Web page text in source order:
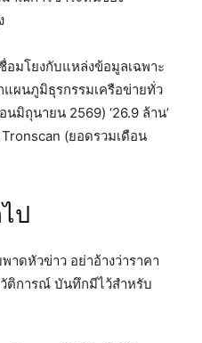
อมโยงกับแหล่งข้อมูลเฉพาะ
แผนภูมิธุรกรรมเครือข่ายทั่ว
มิถุนายน 2569) ‘26.9 ล้าน’
(ยอดรวมเดือน
ป
าดหัวข่าว อย่าอ้างว่าราคา
ติการณ์ บันทึกมีไว้สำหรับ